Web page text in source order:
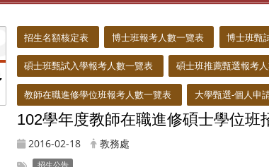
招生名額核定表 博士班報考人數一覽表 博士班甄
碩士班甄試入學報考人數一覽表 碩士班推薦甄選報考
教師在職進修學位班報考人數一覽表 大學甄選-個人申
102學年度教師在職進修碩士學位班
2016-02-18 教務處
招生公告